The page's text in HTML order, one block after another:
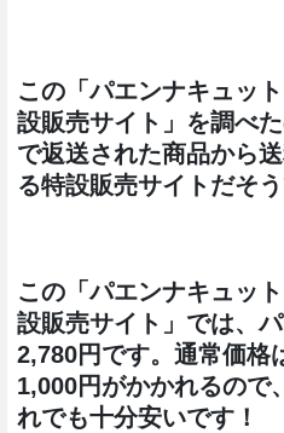
この「パエンナキュッ
設販売サイト」を調べ
で返送された商品から
る特設販売サイトだそう
この「パエンナキュッ
設販売サイト」では、
2,780円です。通常価格
1,000円がかかれるので
れでも十分安いです！